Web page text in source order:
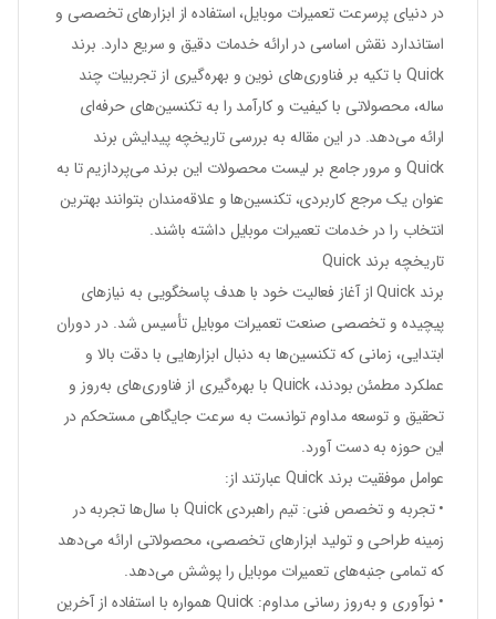
در دنیای پرسرعت تعمیرات موبایل، استفاده از ابزارهای تخصصی و
استاندارد نقش اساسی در ارائه خدمات دقیق و سریع دارد. برند
Quick با تکیه بر فناوری‌های نوین و بهره‌گیری از تجربیات چند
ساله، محصولاتی با کیفیت و کارآمد را به تکنسین‌های حرفه‌ای
ارائه می‌دهد. در این مقاله به بررسی تاریخچه پیدایش برند
Quick و مرور جامع بر لیست محصولات این برند می‌پردازیم تا به
عنوان یک مرجع کاربردی، تکنسین‌ها و علاقه‌مندان بتوانند بهترین
انتخاب را در خدمات تعمیرات موبایل داشته باشند.
تاریخچه برند Quick
برند Quick از آغاز فعالیت خود با هدف پاسخگویی به نیازهای
پیچیده و تخصصی صنعت تعمیرات موبایل تأسیس شد. در دوران
ابتدایی، زمانی که تکنسین‌ها به دنبال ابزارهایی با دقت بالا و
عملکرد مطمئن بودند، Quick با بهره‌گیری از فناوری‌های به‌روز و
تحقیق و توسعه مداوم توانست به سرعت جایگاهی مستحکم در
این حوزه به دست آورد.
عوامل موفقیت برند Quick عبارتند از:
• تجربه و تخصص فنی: تیم راهبردی Quick با سال‌ها تجربه در
زمینه طراحی و تولید ابزارهای تخصصی، محصولاتی ارائه می‌دهد
که تمامی جنبه‌های تعمیرات موبایل را پوشش می‌دهد.
• نوآوری و به‌روز رسانی مداوم: Quick همواره با استفاده از آخرین